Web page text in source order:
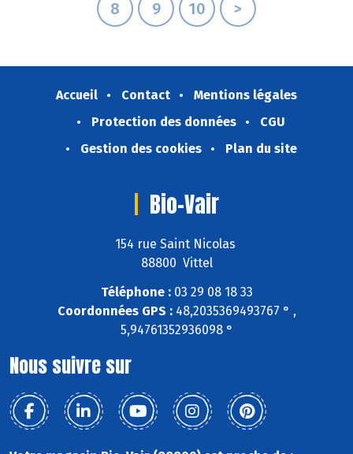
8
9 10 >
Accueil Contact
Mentions légales
Protection des données
CGU
Gestion des cookies
Plan du site
Bio-Vair
154 rue Saint Nicolas
88800 Vittel
Téléphone :03 29 08 18 33
Coordonnées GPS :48,2035369493767 ° ,
5,94761352936098 °
Nous suivre sur